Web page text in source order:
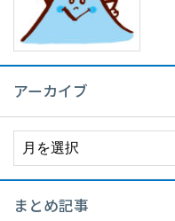
アーカイブ
まとめ記事